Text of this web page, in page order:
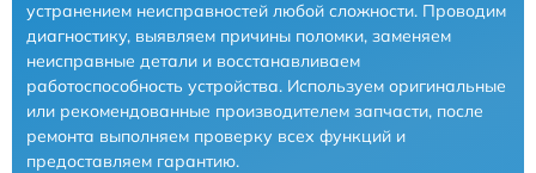
устранением неисправностей любой сложности. Проводим
диагностику, выявляем причины поломки, заменяем
неисправные детали и восстанавливаем
работоспособность устройства. Используем оригинальные
или рекомендованные производителем запчасти, после
ремонта выполняем проверку всех функций и
предоставляем гарантию.